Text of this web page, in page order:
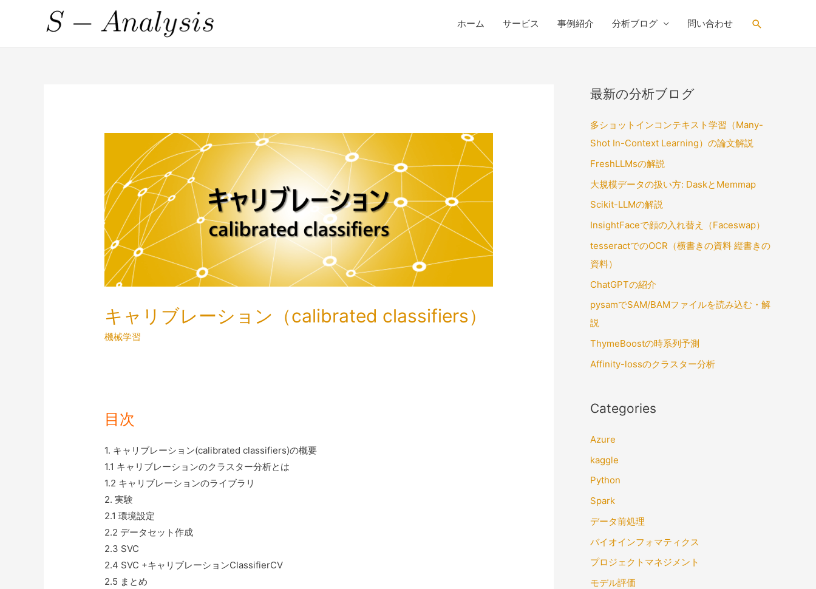
ホーム サービス 事例紹介 分析ブログ 問い合わせ Search
キャリブレーション（calibrated classifiers）
機械学習
目次
1. キャリブレーション(calibrated classifiers)の概要
1.1 キャリブレーションのクラスター分析とは
1.2 キャリブレーションのライブラリ
2. 実験
2.1 環境設定
2.2 データセット作成
2.3 SVC
2.4 SVC +キャリブレーションClassifierCV
2.5 まとめ
最新の分析ブログ
多ショットインコンテキスト学習（Many-
Shot In-Context Learning）の論文解説
FreshLLMsの解説
大規模データの扱い方: DaskとMemmap
Scikit-LLMの解説
InsightFaceで顔の入れ替え（Faceswap）
tesseractでのOCR（横書きの資料 縦書きの
資料）
ChatGPTの紹介
pysamでSAM/BAMファイルを読み込む・解
説
ThymeBoostの時系列予測
Affinity-lossのクラスター分析
Categories
Azure
kaggle
Python
Spark
データ前処理
バイオインフォマティクス
プロジェクトマネジメント
モデル評価